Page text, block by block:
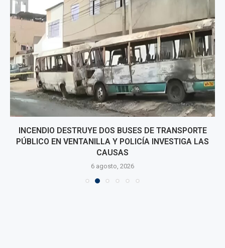
INCENDIO DESTRUYE DOS BUSES DE TRANSPORTE
PÚBLICO EN VENTANILLA Y POLICÍA INVESTIGA LAS
CAUSAS
6 agosto, 2026